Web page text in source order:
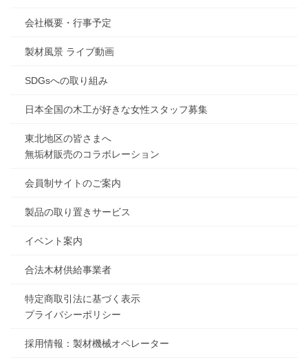
会社概要・行事予定
製材風景 ライブ動画
SDGsへの取り組み
日本全国の木工が好きな女性スタッフ募集
東北地区の皆さまへ
無垢材販売のコラボレーション
会員制サイトのご案内
製品の取り置きサービス
イベント案内
合法木材供給事業者
特定商取引法に基づく表示
プライバシーポリシー
採用情報：製材機械オペレーター